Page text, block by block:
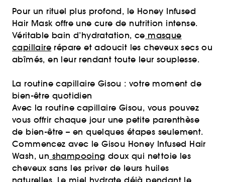
Pour un rituel plus profond, le Honey Infused
Hair Mask offre une cure de nutrition intense.
Véritable bain d’hydratation, ce masque
capillaire répare et adoucit les cheveux secs ou
abîmés, en leur rendant toute leur souplesse.
La routine capillaire Gisou : votre moment de
bien-être quotidien
Avec la routine capillaire Gisou, vous pouvez
vous offrir chaque jour une petite parenthèse
de bien-être – en quelques étapes seulement.
Commencez avec le Gisou Honey Infused Hair
Wash, un shampooing doux qui nettoie les
cheveux sans les priver de leurs huiles
naturelles. Le miel hydrate déjà pendant le